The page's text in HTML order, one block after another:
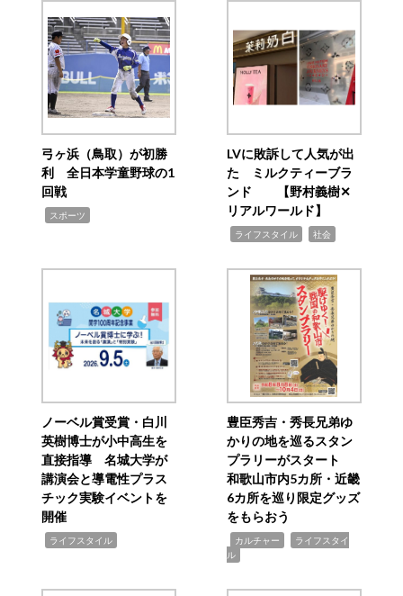
弓ヶ浜（鳥取）が初勝
利 全日本学童野球の1
回戦
スポーツ
LVに敗訴して人気が出
た ミルクティーブラ
ンド 【野村義樹✕
リアルワールド】
ライフスタイル 社会
ノーベル賞受賞・白川
英樹博士が小中高生を
直接指導 名城大学が
講演会と導電性プラス
チック実験イベントを
開催
ライフスタイル
豊臣秀吉・秀長兄弟ゆ
かりの地を巡るスタン
プラリーがスタート
和歌山市内5カ所・近畿
6カ所を巡り限定グッズ
をもらおう
カルチャー
ライフスタイ
ル